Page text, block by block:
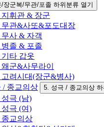
장군복/무관/포졸 하위분류 열기
지휘관 & 장군
무관&사또&포도대장
무사 & 자객
병졸 & 포졸
기타 갑옷
왜군&사무라이
고려시대(장군&병사)
/ 종교의상
5. 성극 / 종교의상 하
성극 (남)
성극 (여)
종교의상